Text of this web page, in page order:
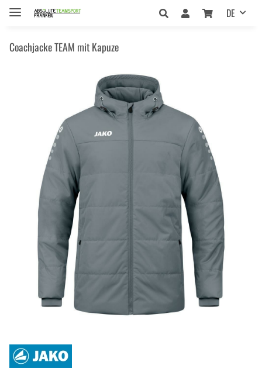
DE
Coachjacke TEAM mit Kapuze